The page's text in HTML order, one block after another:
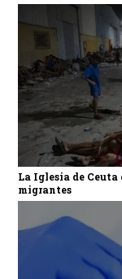
La Iglesia de
migrantes